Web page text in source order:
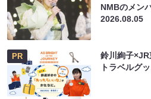
NMBのメン
2026.08.05
PR
鈴川絢子
トラベルグ